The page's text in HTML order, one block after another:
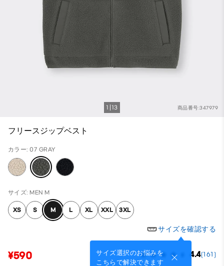
商品番号:347979
1 13
フリースジップベスト
カラー: 07 GRAY
サイズ: MEN M
XS S M L XL XXL 3XL
サイズを確認する
サイズ選択のお悩みを
こちらで解決できます
¥590 4.4(161)